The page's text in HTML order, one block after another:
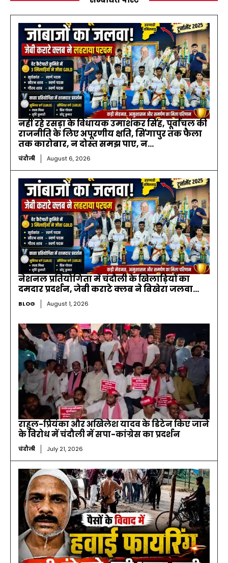
नहीं रहे रसड़ा के विधायक उमाशंकर सिंह, पूर्वांचल की
राजनीति के लिए अपूरणीय क्षति, सिंगापुर तक फैला
तक कारोबार, न दोस्त समझ पाए, न...
चंदौली August 6, 2026
नेशनल प्रतियोगिता में चंदौली के खिलाड़ियों का
दमदार प्रदर्शन, जेबी कराटे क्लब ने बिखेरा जलवा…
BLOG August 1, 2026
राहुल-प्रियंका और अखिलेश यादव के डिटेन किए जाने
के विरोध में चंदौली में सपा-कांग्रेस का प्रदर्शन
चंदौली July 21, 2026